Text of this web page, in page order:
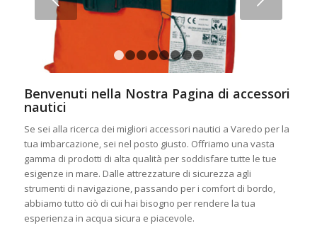
1 2 3 4 5
Benvenuti nella Nostra Pagina di accessori
nautici
Se sei alla ricerca dei migliori accessori nautici a Varedo per la
tua imbarcazione, sei nel posto giusto. Offriamo una vasta
gamma di prodotti di alta qualità per soddisfare tutte le tue
esigenze in mare. Dalle attrezzature di sicurezza agli
strumenti di navigazione, passando per i comfort di bordo,
abbiamo tutto ciò di cui hai bisogno per rendere la tua
esperienza in acqua sicura e piacevole.